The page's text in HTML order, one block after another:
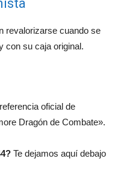
revalorizarse cuando se
con su caja original.
oficial de
Dragón de Combate».
Te dejamos aquí debajo